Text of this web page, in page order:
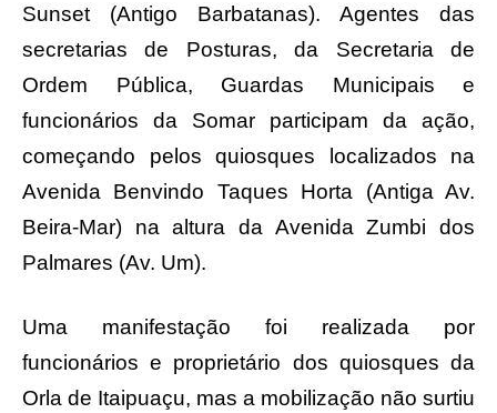
Sunset (Antigo Barbatanas). Agentes das
secretarias de Posturas, da Secretaria de
Ordem Pública, Guardas Municipais e
funcionários da Somar participam da ação,
começando pelos quiosques localizados na
Avenida Benvindo Taques Horta (Antiga Av.
Beira-Mar) na altura da Avenida Zumbi dos
Palmares (Av. Um).
Uma manifestação foi realizada por
funcionários e proprietário dos quiosques da
Orla de Itaipuaçu, mas a mobilização não surtiu